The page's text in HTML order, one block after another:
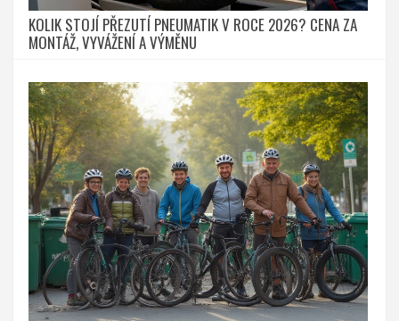
KOLIK STOJÍ PŘEZUTÍ PNEUMATIK V ROCE 2026? CENA ZA
MONTÁŽ, VYVÁŽENÍ A VÝMĚNU